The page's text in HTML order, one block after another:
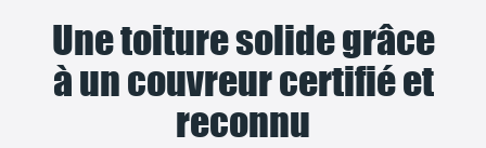
Une toiture solide grâce
à un couvreur certifié et
reconnu